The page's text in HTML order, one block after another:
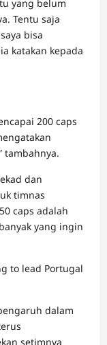
yang belum
Tentu saja
bisa
katakan kepada
200 caps
tambahnya.
dan
timnas
caps adalah
yang ingin
dalam
setimnya